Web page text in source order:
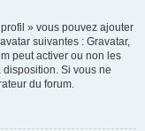
» vous pouvez ajouter
suivantes : Gravatar,
peut activer ou non les
Si vous ne
du forum.